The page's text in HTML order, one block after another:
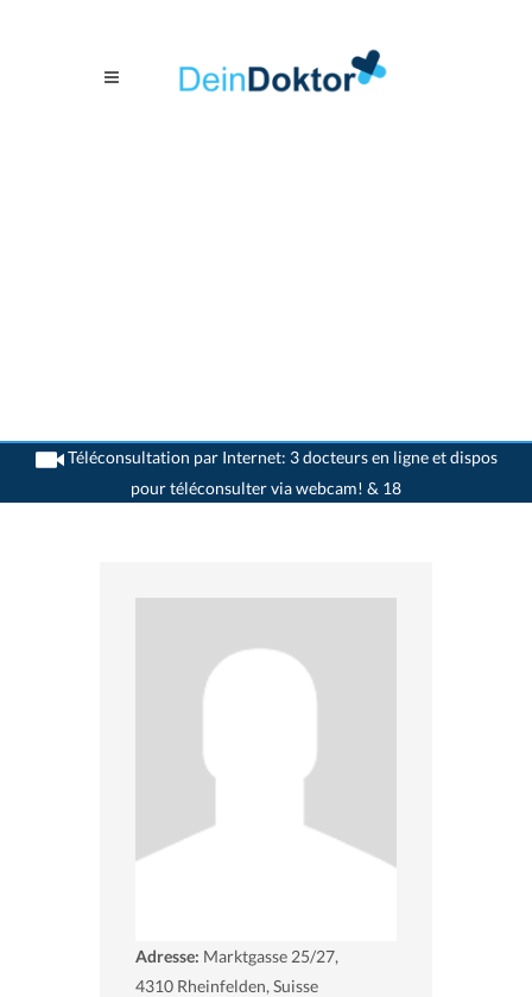
Téléconsultation par Internet: 3 docteurs en ligne et dispos
pour téléconsulter via webcam! & 18
>Généralistes>Rheinfelden>Dr. Peter Fischer>Rendez-vous avec Dr. Peter
Adresse: Marktgasse 25/27,
4310 Rheinfelden, Suisse